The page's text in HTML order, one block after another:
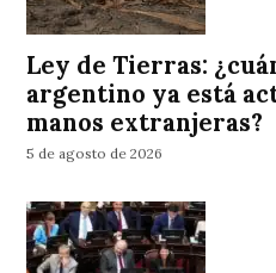
Ley de Tierras:
argentino ya está
manos extranjeras?
5 de agosto de 2026